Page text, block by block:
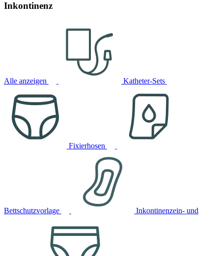
Inkontinenz
Alle anzeigen Katheter-Sets
Fixierhosen
Bettschutzvorlage Inkontinenzein- und